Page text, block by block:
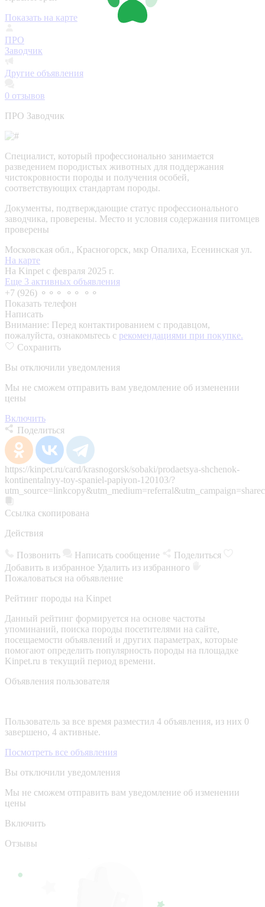
Показать на карте
ПРО
Заводчик
Другие объявления
0 отзывов
ПРО Заводчик
Специалист, который профессионально занимается
разведением породистых животных для поддержания
чистокровности породы и получения особей,
соответствующих стандартам породы.
Документы, подтверждающие статус профессионального
заводчика, проверены. Место и условия содержания питомцев
проверены
Московская обл., Красногорск, мкр Опалиха, Есенинская ул.
На карте
На Kinpet c февраля 2025 г.
Еще 3 активных объявления
+7 (926) ⚬⚬⚬ ⚬⚬ ⚬⚬
Показать телефон
Написать
Внимание: Перед контактированием с продавцом,
пожалуйста, ознакомьтесь с рекомендациями при покупке.
Сохранить
Вы отключили уведомления
Мы не сможем отправить вам уведомление об изменении
цены
Включить
Поделиться
https://kinpet.ru/card/krasnogorsk/sobaki/prodaetsya-shchenok-
kontinentalnyy-toy-spaniel-papiyon-120103/?
Ссылка скопирована
Действия
Позвонить Написать сообщение
Поделиться
Добавить в избранное Удалить из избранного
Пожаловаться на объявление
Рейтинг породы на Kinpet
Данный рейтинг формируется на основе частоты
упоминаний, поиска породы посетителями на сайте,
посещаемости объявлений и других параметрах, которые
помогают определить популярность породы на площадке
Kinpet.ru в текущий период времени.
Объявления пользователя
Пользователь за все время разместил 4 объявления, из них 0
завершено, 4 активные.
Посмотреть все объявления
Вы отключили уведомления
Мы не сможем отправить вам уведомление об изменении
цены
Включить
Отзывы